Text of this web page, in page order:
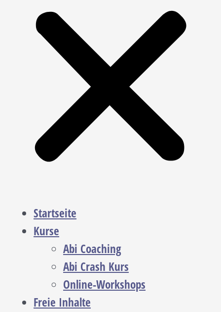
Startseite
Kurse
Abi Coaching
Abi Crash Kurs
Online-Workshops
Freie Inhalte